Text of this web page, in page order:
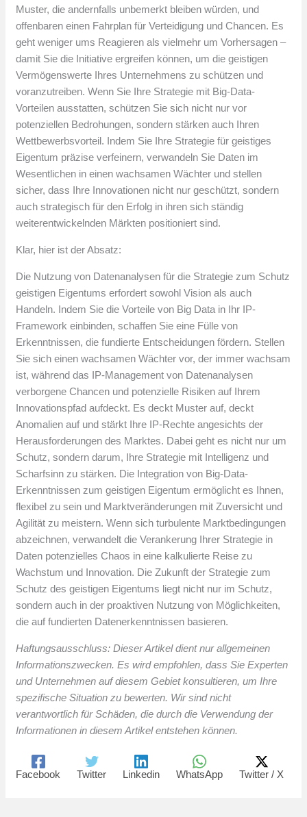
Muster, die andernfalls unbemerkt bleiben würden, und
offenbaren einen Fahrplan für Verteidigung und Chancen. Es
geht weniger ums Reagieren als vielmehr um Vorhersagen –
damit Sie die Initiative ergreifen können, um die geistigen
Vermögenswerte Ihres Unternehmens zu schützen und
voranzutreiben. Wenn Sie Ihre Strategie mit Big-Data-
Vorteilen ausstatten, schützen Sie sich nicht nur vor
potenziellen Bedrohungen, sondern stärken auch Ihren
Wettbewerbsvorteil. Indem Sie Ihre Strategie für geistiges
Eigentum präzise verfeinern, verwandeln Sie Daten im
Wesentlichen in einen wachsamen Wächter und stellen
sicher, dass Ihre Innovationen nicht nur geschützt, sondern
auch strategisch für den Erfolg in ihren sich ständig
weiterentwickelnden Märkten positioniert sind.
Klar, hier ist der Absatz:
Die Nutzung von Datenanalysen für die Strategie zum Schutz
geistigen Eigentums erfordert sowohl Vision als auch
Handeln. Indem Sie die Vorteile von Big Data in Ihr IP-
Framework einbinden, schaffen Sie eine Fülle von
Erkenntnissen, die fundierte Entscheidungen fördern. Stellen
Sie sich einen wachsamen Wächter vor, der immer wachsam
ist, während das IP-Management von Datenanalysen
verborgene Chancen und potenzielle Risiken auf Ihrem
Innovationspfad aufdeckt. Es deckt Muster auf, deckt
Anomalien auf und stärkt Ihre IP-Rechte angesichts der
Herausforderungen des Marktes. Dabei geht es nicht nur um
Schutz, sondern darum, Ihre Strategie mit Intelligenz und
Scharfsinn zu stärken. Die Integration von Big-Data-
Erkenntnissen zum geistigen Eigentum ermöglicht es Ihnen,
flexibel zu sein und Marktveränderungen mit Zuversicht und
Agilität zu meistern. Wenn sich turbulente Marktbedingungen
abzeichnen, verwandelt die Verankerung Ihrer Strategie in
Daten potenzielles Chaos in eine kalkulierte Reise zu
Wachstum und Innovation. Die Zukunft der Strategie zum
Schutz des geistigen Eigentums liegt nicht nur im Schutz,
sondern auch in der proaktiven Nutzung von Möglichkeiten,
die auf fundierten Datenerkenntnissen basieren.
Haftungsausschluss: Dieser Artikel dient nur allgemeinen
Informationszwecken. Es wird empfohlen, dass Sie Experten
und Unternehmen auf diesem Gebiet konsultieren, um Ihre
spezifische Situation zu bewerten. Wir sind nicht
verantwortlich für Schäden, die durch die Verwendung der
Informationen in diesem Artikel entstehen können.
Facebook Twitter Linkedin WhatsApp Twitter / X